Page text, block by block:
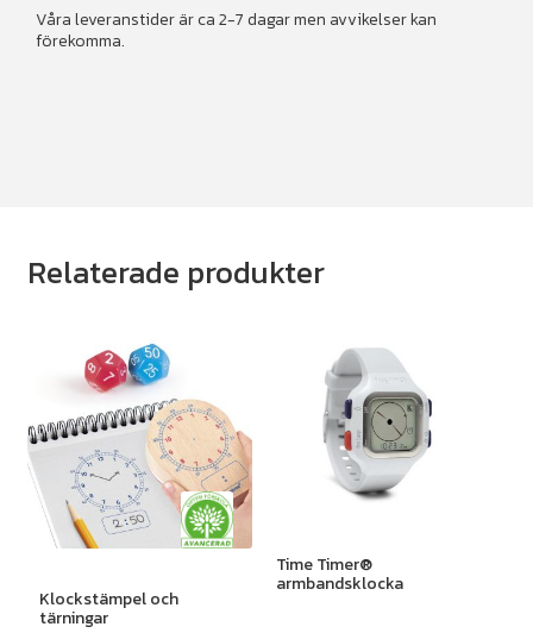
Våra leveranstider är ca 2-7 dagar men avvikelser kan
förekomma.
Relaterade produkter
Klockstämpel och
tärningar
Time Timer®
armbandsklocka